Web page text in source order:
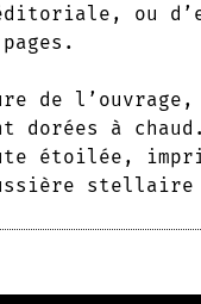
ou
de
à chaud.
étoilée,
stellaire